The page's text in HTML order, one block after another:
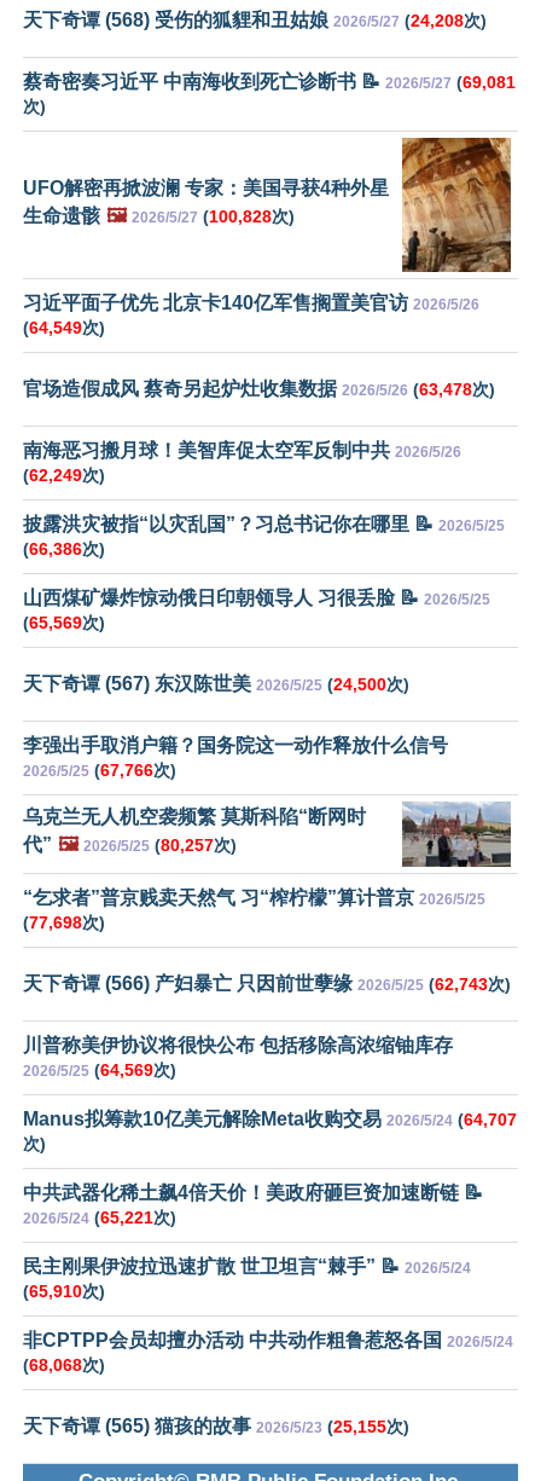
天下奇谭 (568) 受伤的狐貍和丑姑娘 2026/5/27 (24,208次)
蔡奇密奏习近平 中南海收到死亡诊断书 📝 2026/5/27 (69,081
次)
UFO解密再掀波澜 专家：美国寻获4种外星
生命遗骸 🖼️ 2026/5/27 (100,828次)
习近平面子优先 北京卡140亿军售搁置美官访 2026/5/26
(64,549次)
官场造假成风 蔡奇另起炉灶收集数据 2026/5/26 (63,478次)
南海恶习搬月球！美智库促太空军反制中共 2026/5/26
(62,249次)
披露洪灾被指“以灾乱国”？习总书记你在哪里 📝 2026/5/25
(66,386次)
山西煤矿爆炸惊动俄日印朝领导人 习很丢脸 📝 2026/5/25
(65,569次)
天下奇谭 (567) 东汉陈世美 2026/5/25 (24,500次)
李强出手取消户籍？国务院这一动作释放什么信号
2026/5/25 (67,766次)
乌克兰无人机空袭频繁 莫斯科陷“断网时
代” 🖼️ 2026/5/25 (80,257次)
“乞求者”普京贱卖天然气 习“榨柠檬”算计普京 2026/5/25
(77,698次)
天下奇谭 (566) 产妇暴亡 只因前世孽缘 2026/5/25 (62,743次)
川普称美伊协议将很快公布 包括移除高浓缩铀库存
2026/5/25 (64,569次)
Manus拟筹款10亿美元解除Meta收购交易 2026/5/24 (64,707
次)
中共武器化稀土飙4倍天价！美政府砸巨资加速断链 📝
2026/5/24 (65,221次)
民主刚果伊波拉迅速扩散 世卫坦言“棘手” 📝 2026/5/24
(65,910次)
非CPTPP会员却擅办活动 中共动作粗鲁惹怒各国 2026/5/24
(68,068次)
天下奇谭 (565) 猫孩的故事 2026/5/23 (25,155次)